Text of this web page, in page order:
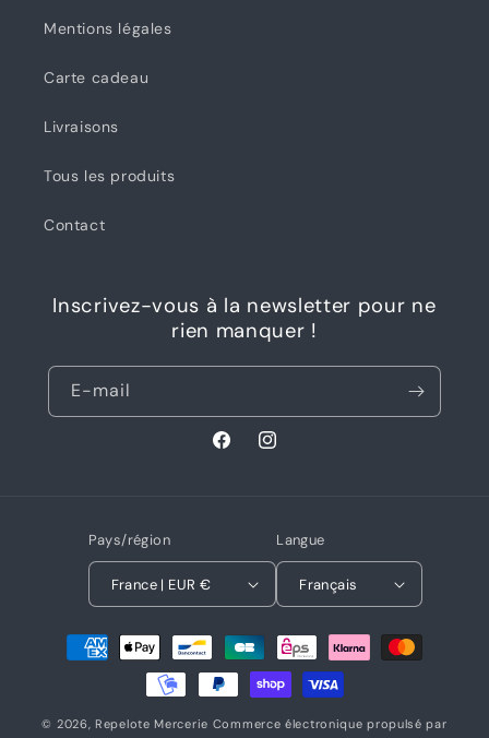
Mentions légales
Carte cadeau
Livraisons
Tous les produits
Contact
Inscrivez-vous à la newsletter pour ne
rien manquer !
E-mail
FacebookInstagram
Pays/région
France | EUR €
Langue
Français
Moyens
© 2026,Repelote Mercerie Commerce électronique propulsé par